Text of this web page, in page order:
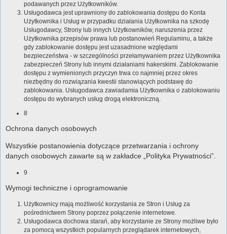
podawanych przez Użytkowników.
Usługodawca jest uprawniony do zablokowania dostępu do Konta
Użytkownika i Usług w przypadku działania Użytkownika na szkodę
Usługodawcy, Strony lub innych Użytkowników, naruszenia przez
Użytkownika przepisów prawa lub postanowień Regulaminu, a także
gdy zablokowanie dostępu jest uzasadnione względami
bezpieczeństwa - w szczególności przełamywaniem przez Użytkownika
zabezpieczeń Strony lub innymi działaniami hakerskimi. Zablokowanie
dostępu z wymienionych przyczyn trwa co najmniej przez okres
niezbędny do rozwiązania kwestii stanowiących podstawę do
zablokowania. Usługodawca zawiadamia Użytkownika o zablokowaniu
dostępu do wybranych usług drogą elektroniczną.
8
Ochrona danych osobowych
Wszystkie postanowienia dotyczące przetwarzania i ochrony
danych osobowych zawarte są w zakładce „Polityka Prywatności”.
9
Wymogi techniczne i oprogramowanie
Użytkownicy mają możliwość korzystania ze Stron i Usług za
pośrednictwem Strony poprzez połączenie internetowe.
Usługodawca dochowa starań, aby korzystanie ze Strony możliwe było
za pomocą wszystkich popularnych przeglądarek internetowych,